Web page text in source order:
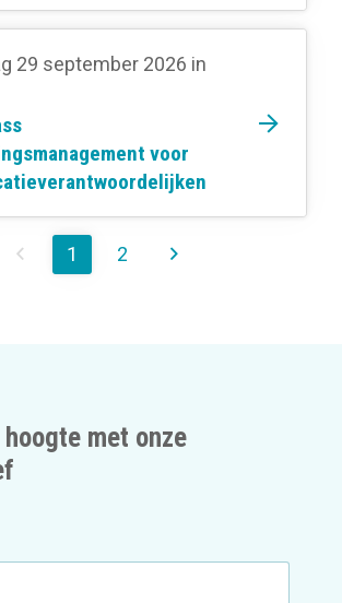
29 september 2026 in
voor
1 2
met onze